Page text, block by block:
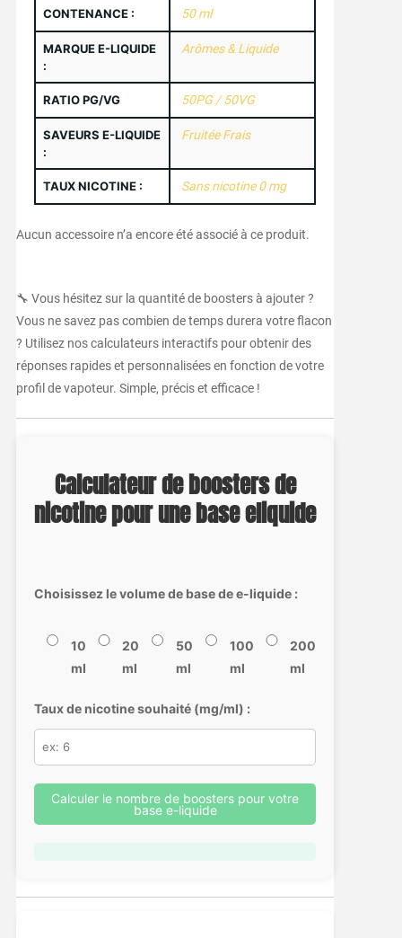
CONTENANCE : 50 ml
MARQUE E-LIQUIDE
:
Arômes & Liquide
RATIO PG/VG 50PG / 50VG
SAVEURS E-LIQUIDE
:
Fruitée Frais
TAUX NICOTINE : Sans nicotine 0 mg
Aucun accessoire n’a encore été associé à ce produit.
🔧 Vous hésitez sur la quantité de boosters à ajouter ?
Vous ne savez pas combien de temps durera votre flacon
? Utilisez nos calculateurs interactifs pour obtenir des
réponses rapides et personnalisées en fonction de votre
profil de vapoteur. Simple, précis et efficace !
Calculateur de boosters de
nicotine pour une base eliquide
Choisissez le volume de base de e-liquide :
10
ml
20
ml
50
ml
100
ml
200
ml
Taux de nicotine souhaité (mg/ml) :
Calculer le nombre de boosters pour votre
base e-liquide